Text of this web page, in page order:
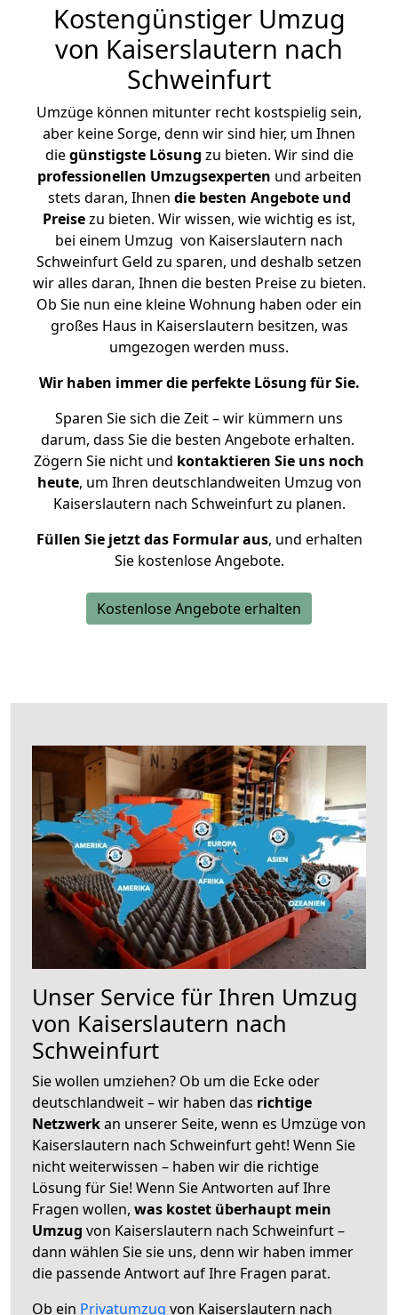
Kostengünstiger Umzug
von Kaiserslautern nach
Schweinfurt
Umzüge können mitunter recht kostspielig sein,
aber keine Sorge, denn wir sind hier, um Ihnen
diegünstigste Lösung zu bieten. Wir sind die
professionellen Umzugsexperten und arbeiten
stets daran, Ihnen die besten Angebote und
Preisezu bieten. Wir wissen, wie wichtig es ist,
bei einem Umzug von Kaiserslautern nach
Schweinfurt Geld zu sparen, und deshalb setzen
wir alles daran, Ihnen die besten Preise zu bieten.
Ob Sie nun eine kleine Wohnung haben oder ein
großes Haus in Kaiserslautern besitzen, was
umgezogen werden muss.
Wir haben immer die perfekte Lösung für Sie.
Sparen Sie sich die Zeit – wir kümmern uns
darum, dass Sie die besten Angebote erhalten.
Zögern Sie nicht und kontaktieren Sie uns noch
heute, um Ihren deutschlandweiten Umzug von
Kaiserslautern nach Schweinfurt zu planen.
Füllen Sie jetzt das Formular aus, und erhalten
Sie kostenlose Angebote.
Kostenlose Angebote erhalten
Unser Service für Ihren Umzug
von Kaiserslautern nach
Schweinfurt
Sie wollen umziehen? Ob um die Ecke oder
deutschlandweit – wir haben das richtige
Netzwerkan unserer Seite, wenn es Umzüge von
Kaiserslautern nach Schweinfurt geht! Wenn Sie
nicht weiterwissen – haben wir die richtige
Lösung für Sie! Wenn Sie Antworten auf Ihre
Fragen wollen, was kostet überhaupt mein
Umzug von Kaiserslautern nach Schweinfurt –
dann wählen Sie sie uns, denn wir haben immer
die passende Antwort auf Ihre Fragen parat.
Ob ein Privatumzug von Kaiserslautern nach